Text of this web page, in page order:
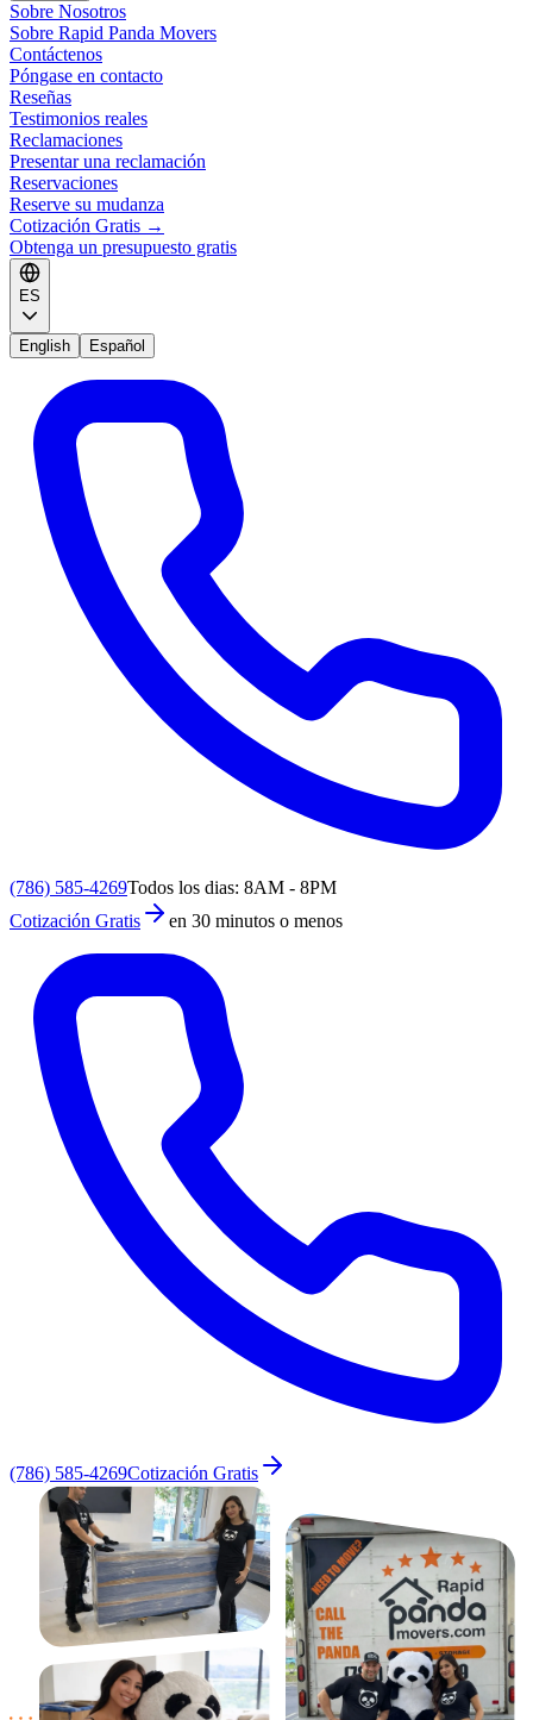
Sobre Nosotros
Sobre Rapid Panda Movers
Contáctenos
Póngase en contacto
Reseñas
Testimonios reales
Reclamaciones
Presentar una reclamación
Reservaciones
Reserve su mudanza
Cotización Gratis →
Obtenga un presupuesto gratis
ES
English Español
(786) 585-4269Todos los dias: 8AM - 8PM
Cotización Gratis
en 30 minutos o menos
(786) 585-4269Cotización Gratis